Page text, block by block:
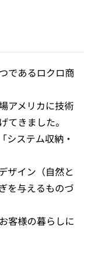
であるロクロ商
アメリカに技術
きました。
システム収納・
ザイン（自然と
を与えるものづ
客様の暮らしに